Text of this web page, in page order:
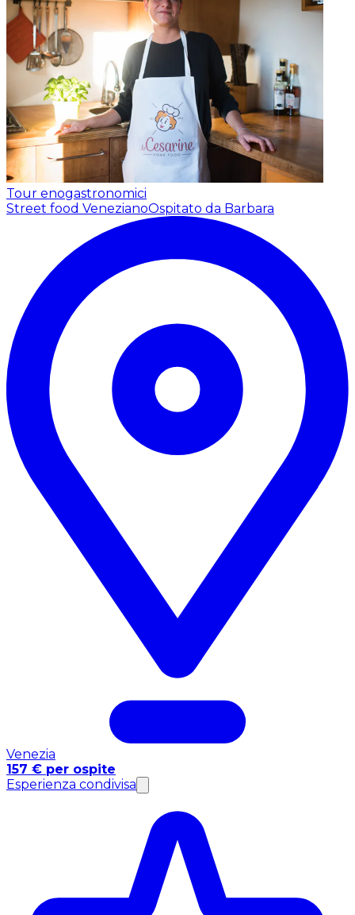
Tour enogastronomici
Street food VenezianoOspitato da Barbara
Venezia
157 € per ospite
Esperienza condivisa